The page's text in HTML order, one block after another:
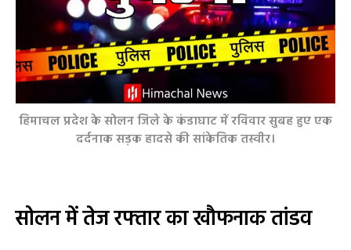
हिमाचल प्रदेश के सोलन जिले के कंडाघाट में रविवार सुबह हुए एक
दर्दनाक सड़क हादसे की सांकेतिक तस्वीर।
सोलन में तेज रफ्तार का खौफनाक तांडव